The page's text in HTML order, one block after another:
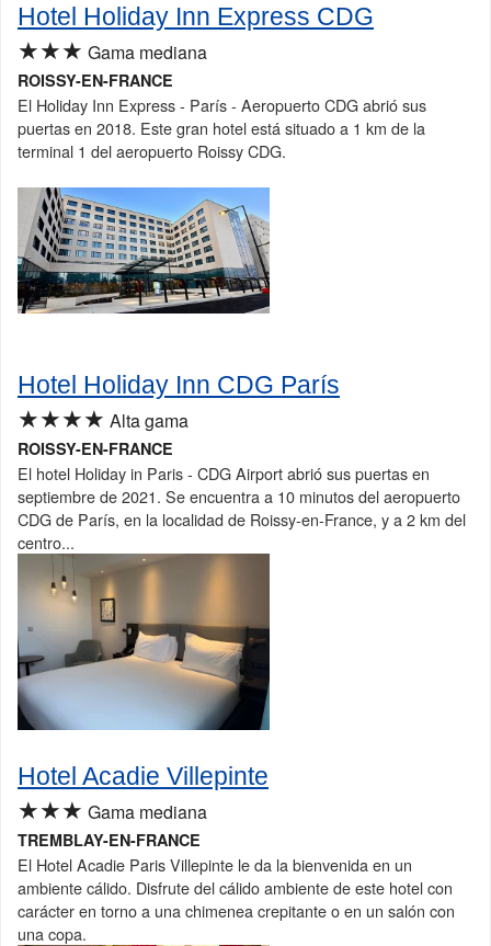
Hotel Holiday Inn Express CDG
★★★ Gama mediana
ROISSY-EN-FRANCE
El Holiday Inn Express - París - Aeropuerto CDG abrió sus
puertas en 2018. Este gran hotel está situado a 1 km de la
terminal 1 del aeropuerto Roissy CDG.
Hotel Holiday Inn CDG París
★★★★ Alta gama
ROISSY-EN-FRANCE
El hotel Holiday in Paris - CDG Airport abrió sus puertas en
septiembre de 2021. Se encuentra a 10 minutos del aeropuerto
CDG de París, en la localidad de Roissy-en-France, y a 2 km del
centro...
Hotel Acadie Villepinte
★★★ Gama mediana
TREMBLAY-EN-FRANCE
El Hotel Acadie Paris Villepinte le da la bienvenida en un
ambiente cálido. Disfrute del cálido ambiente de este hotel con
carácter en torno a una chimenea crepitante o en un salón con
una copa.